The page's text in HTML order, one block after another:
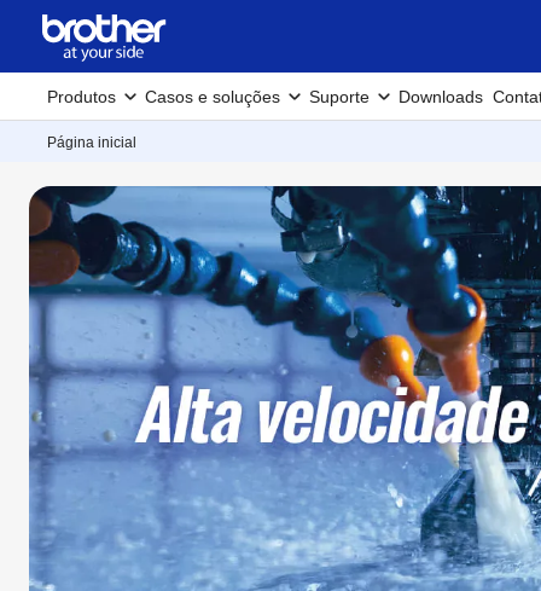
Produtos Casos e soluções Suporte Downloads
Página inicial